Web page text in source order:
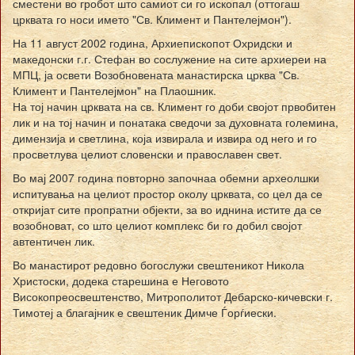
црквата го носи името "Св. Климент и Пантелејмон").
На 11 август 2002 година, Архиепископот Охридски и
македонски г.г. Стефан во сослужение на сите архиереи на
МПЦ, ја освети Возобновената манастирска црква "Св.
Климент и Пантелејмон" на Плаошник.
На тој начин црквата на св. Климент го доби својот првобитен
лик и на тој начин и понатака сведочи за духовната големина,
димензија и светлина, која извирала и извира од него и го
просветлува целиот словенски и православен свет.
Во мај 2007 година повторно започнаа обемни археолшки
испитувања на целиот простор околу црквата, со цел да се
откријат сите пропратни објекти, за во иднина истите да се
возобноват, со што целиот комплекс би го добил својот
автентичен лик.
Во манастирот редовно богослужи свештеникот Никола
Христоски, додека старешина е Неговото
Високопреосвештенство, Митрополитот Дебарско-кичевски г.
Тимотеј а благајник е свештеник Димче Ѓорѓиески.